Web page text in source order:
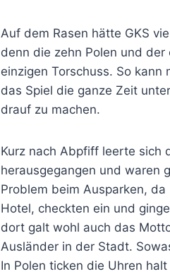
Auf dem Rasen hätte GKS
denn die zehn Polen und
einzigen Torschuss. So
das Spiel die ganze Zeit
drauf zu machen.
Kurz nach Abpfiff leerte sich
herausgegangen und waren
Problem beim Ausparken,
Hotel, checkten ein und
dort galt wohl auch das
Ausländer in der Stadt.
In Polen ticken die Uhren